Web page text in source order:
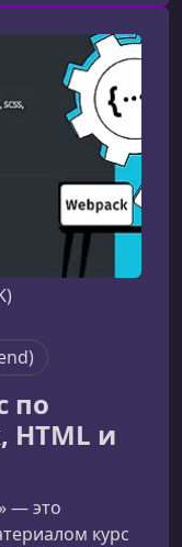
для
и чему он вас
React
по
HTML и
— это
курс